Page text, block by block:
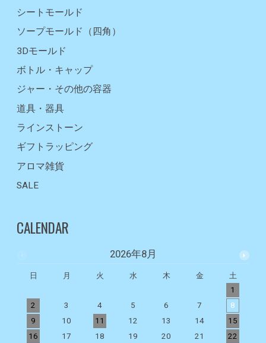
シートモールド
ソープモールド（四角）
3Dモールド
ボトル・キャップ
ジャー・その他の容器
道具・器具
ラインストーン
ギフトラッピング
アロマ雑貨
SALE
CALENDAR
2026年8月
日 月 火 水 木 金
土
1
2
3 4 5 6 7
8
9
10 11 12 13 14
15
16
17 18 19 20 21
22